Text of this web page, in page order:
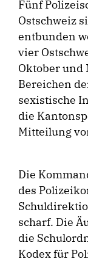
Fünf
Ostschweiz
entbunden
vier
Oktober
Bereichen
sexistische
die
Mitteilung
Die
des
scharf. Die
die
Kodex für